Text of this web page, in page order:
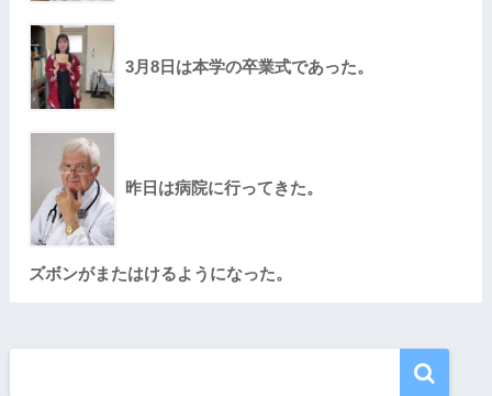
3月8日は本学の卒業式であった。
昨日は病院に行ってきた。
ズボンがまたはけるようになった。